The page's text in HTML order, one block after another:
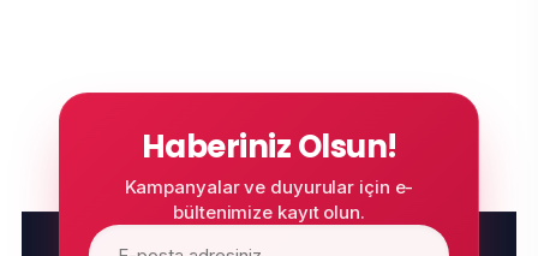
Haberiniz Olsun!
Kampanyalar ve duyurular için e-
bültenimize kayıt olun.